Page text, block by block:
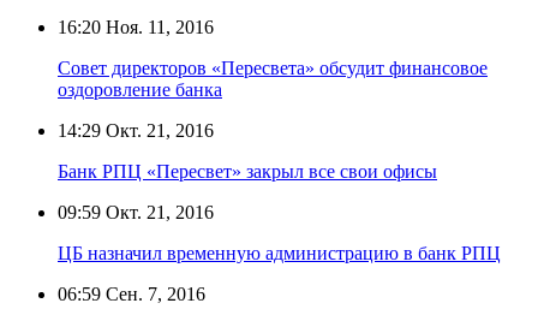
16:20 Ноя. 11, 2016
Совет директоров «Пересвета» обсудит финансовое
оздоровление банка
14:29 Окт. 21, 2016
Банк РПЦ «Пересвет» закрыл все свои офисы
09:59 Окт. 21, 2016
ЦБ назначил временную администрацию в банк РПЦ
06:59 Сен. 7, 2016